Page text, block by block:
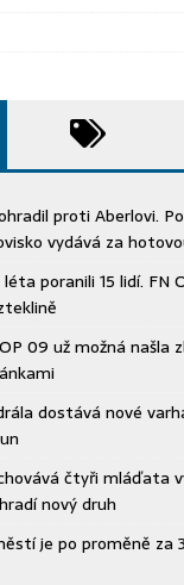
proti Aberlovi.
vydává za
poranili 15 lidí. FN
09 už možná našla
dostává nové
čtyři mláďata
nový druh
je po proměně za